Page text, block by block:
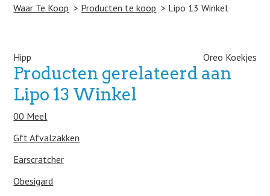
Waar Te Koop Producten te koop Lipo 13 Winkel
Post navigation
Hipp Oreo Koekjes
Producten gerelateerd aan
Lipo 13 Winkel
00 Meel
Gft Afvalzakken
Earscratcher
Obesigard